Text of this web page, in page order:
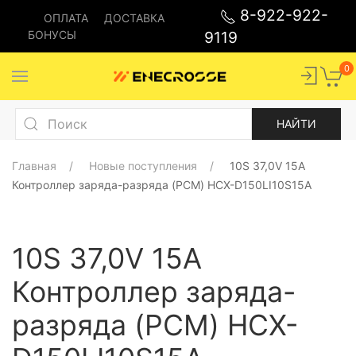
ОПЛАТА
ДОСТАВКА
БОНУСЫ
8-922-922-
9119
0
Главная Новые поступления
10S 37,0V 15A
Контроллер заряда-разряда (PCM) HCX-D150LI10S15A
10S 37,0V 15A
Контроллер заряда-
разряда (PCM) HCX-
Балансир да
Термодатчик
да
Номинальное напряжение